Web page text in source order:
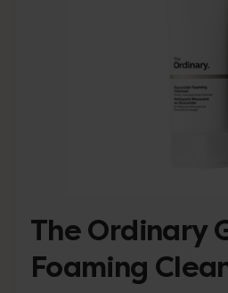
The Ordinary
Foaming